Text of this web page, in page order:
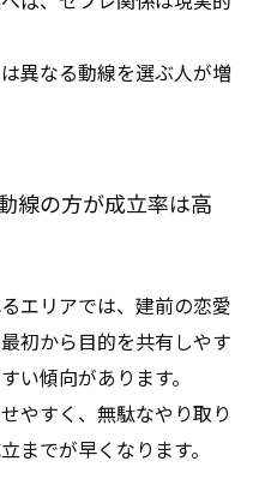
異なる動線を選ぶ人が増
線の方が成立率は高
エリアでは、建前の恋愛
初から目的を共有しやす
い傾向があります。
やすく、無駄なやり取り
までが早くなります。